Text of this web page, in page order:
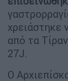
χρειάστηκε
από τα
27J.
Ο